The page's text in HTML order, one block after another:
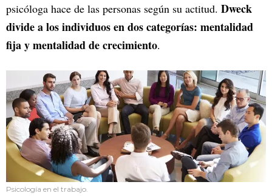
psicóloga hace de las personas según su actitud. Dweck
divide a los individuos en dos categorías: mentalidad
fija y mentalidad de crecimiento.
Psicología en el trabajo.